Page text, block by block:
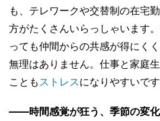
も、テレワークや交替制の在宅
方がたくさんいらっしゃいます
っても仲間からの共感が得にく
無理はありません。仕事と家庭
こともストレスになりやすいです
――時間感覚が狂う、季節の変